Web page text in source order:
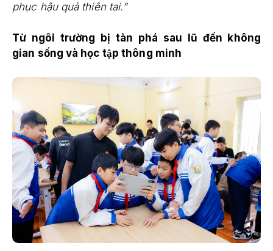
phục hậu quả thiên tai.”
Từ ngôi trường bị tàn phá sau lũ đến không
gian sống và học tập thông minh